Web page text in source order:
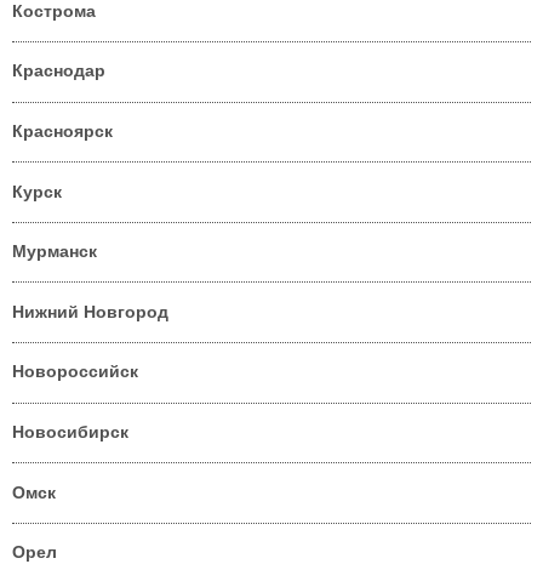
Кострома
Краснодар
Красноярск
Курск
Мурманск
Нижний Новгород
Новороссийск
Новосибирск
Омск
Орел